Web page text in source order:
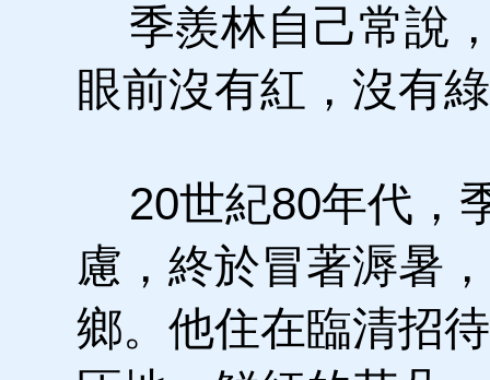
季羨林自己常說
眼前沒有紅，沒有
20世紀80年代，
慮，終於冒著溽暑
鄉。他住在臨清招